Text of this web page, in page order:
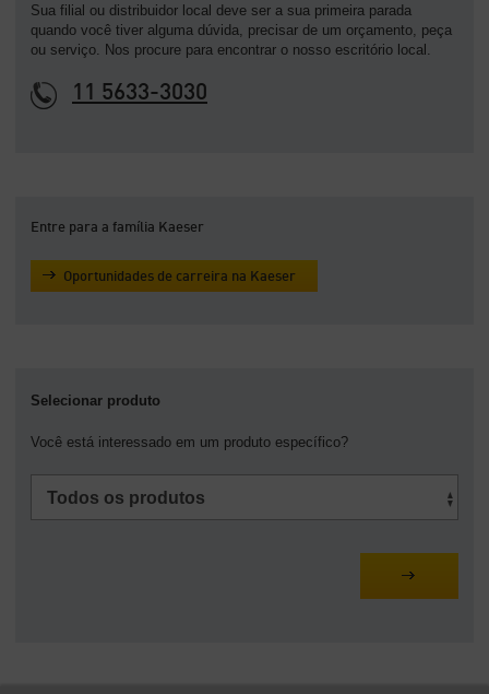
Sua filial ou distribuidor local deve ser a sua primeira parada
quando você tiver alguma dúvida, precisar de um orçamento, peça
ou serviço. Nos procure para encontrar o nosso escritório local.
11 5633-3030
Entre para a família Kaeser
Oportunidades de carreira na Kaeser
Selecionar produto
Você está interessado em um produto específico?